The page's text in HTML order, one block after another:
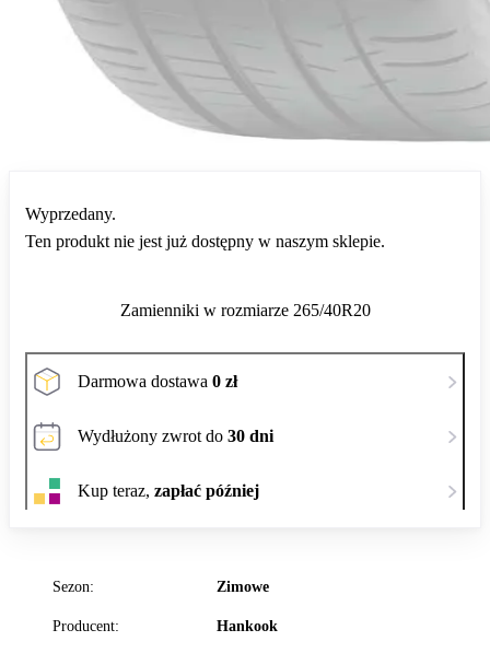
Sezon: Zimowe
Producent: Hankook
Wyprzedany.
Ten produkt nie jest już dostępny w naszym sklepie.
Zamienniki w rozmiarze 265/40R20
Darmowa dostawa 0 zł
Wydłużony zwrot do 30 dni
Kup teraz, zapłać później